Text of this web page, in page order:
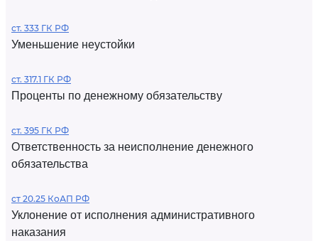
ст. 333 ГК РФ
Уменьшение неустойки
ст. 317.1 ГК РФ
Проценты по денежному обязательству
ст. 395 ГК РФ
Ответственность за неисполнение денежного
обязательства
ст 20.25 КоАП РФ
Уклонение от исполнения административного
наказания